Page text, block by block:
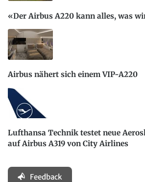
«Der Airbus A220 kann alles, was
Airbus nähert sich einem VIP-A220
Lufthansa Technik testet neue
auf Airbus A319 von City Airlines
Feedback